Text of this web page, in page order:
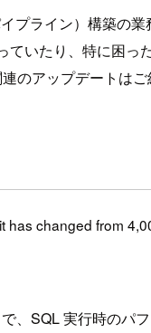
プライン）構築の業
いたり、特に困っ
のアップデートは
has changed from
SQL 実行時のパ